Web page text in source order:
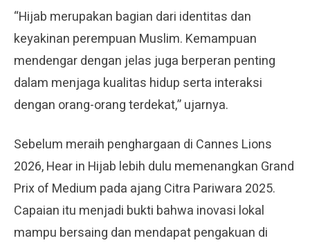
“Hijab merupakan bagian dari identitas dan
keyakinan perempuan Muslim. Kemampuan
mendengar dengan jelas juga berperan penting
dalam menjaga kualitas hidup serta interaksi
dengan orang-orang terdekat,” ujarnya.
Sebelum meraih penghargaan di Cannes Lions
2026, Hear in Hijab lebih dulu memenangkan Grand
Prix of Medium pada ajang Citra Pariwara 2025.
Capaian itu menjadi bukti bahwa inovasi lokal
mampu bersaing dan mendapat pengakuan di